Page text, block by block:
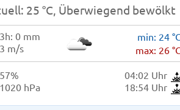
25 °C, Überwiegend bewölkt
3h: 0 mm
3 m/s
min: 24
max: 26
57%
04:02 Uhr
1020 hPa
18:54 Uhr